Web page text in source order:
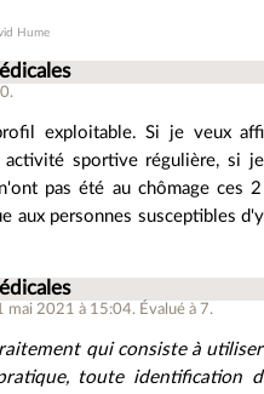
Hume
.
exploitable. Si je veux
sportive régulière, si
pas été au chômage ces
aux personnes susceptibles
mai 2021 à 15:04. Évalué à7.
qui consiste à
toute identification